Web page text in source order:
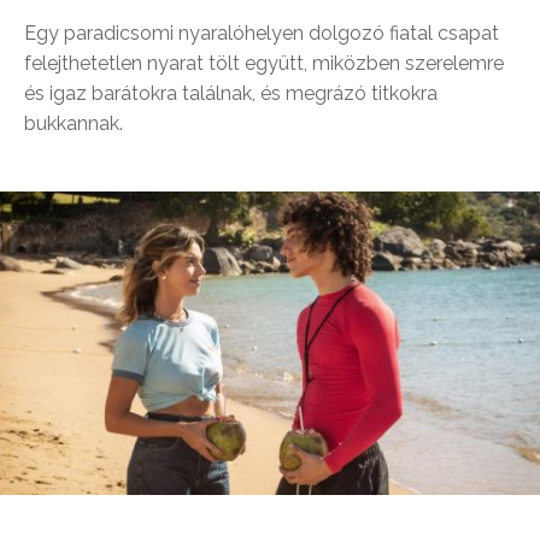
Egy paradicsomi nyaralóhelyen dolgozó fiatal csapat
felejthetetlen nyarat tölt együtt, miközben szerelemre
és igaz barátokra találnak, és megrázó titkokra
bukkannak.